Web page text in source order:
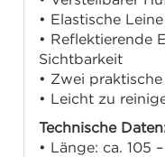
• Elastische
• Reflektierende
Sichtbarkeit
• Zwei
• Leicht zu
Technische
• Länge: ca. 105